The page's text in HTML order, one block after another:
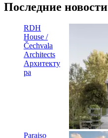
Последние новости
RDH
House /
Čechvala
Architects
Архитекту
ра
Paraiso